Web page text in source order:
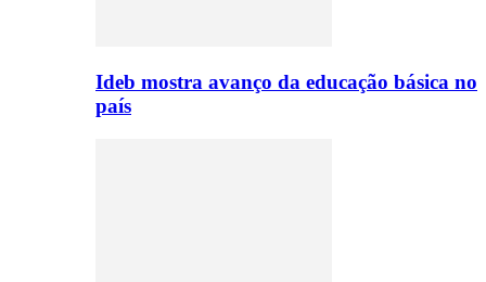
Ideb mostra avanço da educação básica no
país